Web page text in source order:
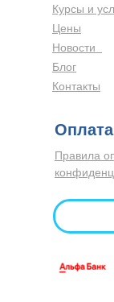
Курсы и
Цены
Новости
Блог
Контакты
Правила